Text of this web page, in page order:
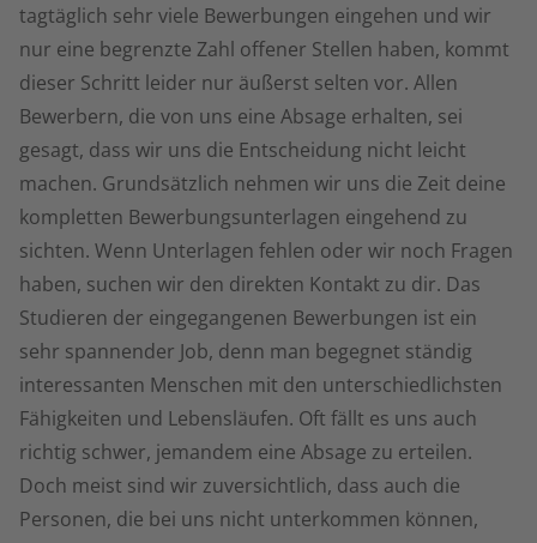
tagtäglich sehr viele Bewerbungen eingehen und wir
nur eine begrenzte Zahl offener Stellen haben, kommt
dieser Schritt leider nur äußerst selten vor. Allen
Bewerbern, die von uns eine Absage erhalten, sei
gesagt, dass wir uns die Entscheidung nicht leicht
machen. Grundsätzlich nehmen wir uns die Zeit deine
kompletten Bewerbungsunterlagen eingehend zu
sichten. Wenn Unterlagen fehlen oder wir noch Fragen
haben, suchen wir den direkten Kontakt zu dir. Das
Studieren der eingegangenen Bewerbungen ist ein
sehr spannender Job, denn man begegnet ständig
interessanten Menschen mit den unterschiedlichsten
Fähigkeiten und Lebensläufen. Oft fällt es uns auch
richtig schwer, jemandem eine Absage zu erteilen.
Doch meist sind wir zuversichtlich, dass auch die
Personen, die bei uns nicht unterkommen können,